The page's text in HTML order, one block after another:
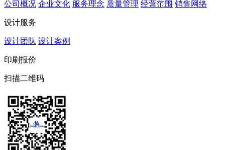
公司概况 企业文化 服务理念 质量管理 经营范围 销售网络
设计服务
设计团队 设计案例
印刷报价
扫描二维码